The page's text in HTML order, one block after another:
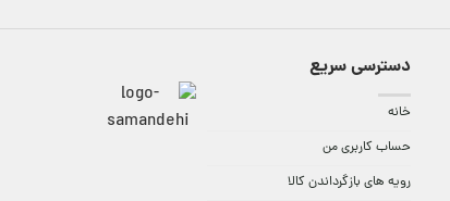
دسترسی سریع
خانه
حساب کاربری من
رویه های بازگرداندن کالا